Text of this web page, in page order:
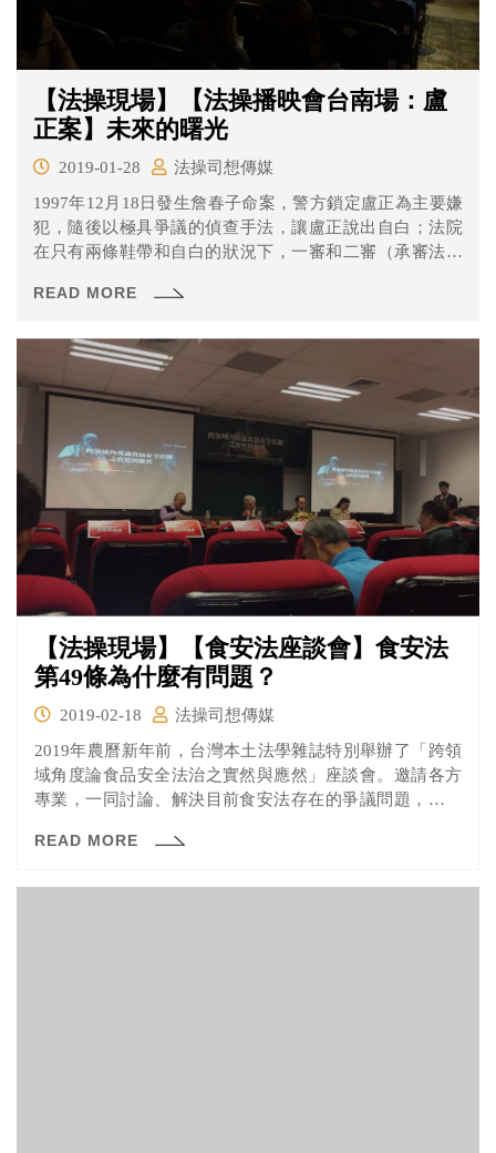
【法操現場】【法操播映會台南場：盧
正案】未來的曙光
2019-01-28
法操司想傳媒
1997年12月18日發生詹春子命案，警方鎖定盧正為主要嫌
犯，隨後以極具爭議的偵查手法，讓盧正說出自白；法院
在只有兩條鞋帶和自白的狀況下，一審和二審（承審法官
個月內，迅速執行死刑，盧正短短31年的生命，在司法的
READ MORE
【法操現場】【食安法座談會】食安法
第49條為什麼有問題？
2019-02-18
法操司想傳媒
2019年農曆新年前，台灣本土法學雜誌特別舉辦了「跨領
域角度論食品安全法治之實然與應然」座談會。邀請各方
專業，一同討論、解決目前食安法存在的爭議問題，尋求
READ MORE